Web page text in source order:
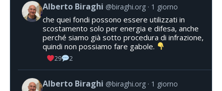
Alberto Biraghi @biraghi.org 1 giorno
che quei fondi possono essere utilizzati in
scostamento solo per energia e difesa, anche
perché siamo già sotto procedura di infrazione,
quindi non possiamo fare gabole.
29 2
Alberto Biraghi @biraghi.org 1 giorno